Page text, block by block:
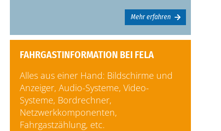
Mehr erfahren
FAHRGASTINFORMATION BEI FELA
Alles aus einer Hand: Bildschirme und
Anzeiger, Audio-Systeme, Video-
Systeme, Bordrechner,
Netzwerkkomponenten,
Fahrgastzählung, etc.